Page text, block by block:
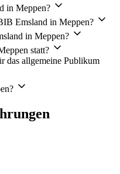
in Meppen?
Emsland in Meppen?
in Meppen?
statt?
das allgemeine Publikum